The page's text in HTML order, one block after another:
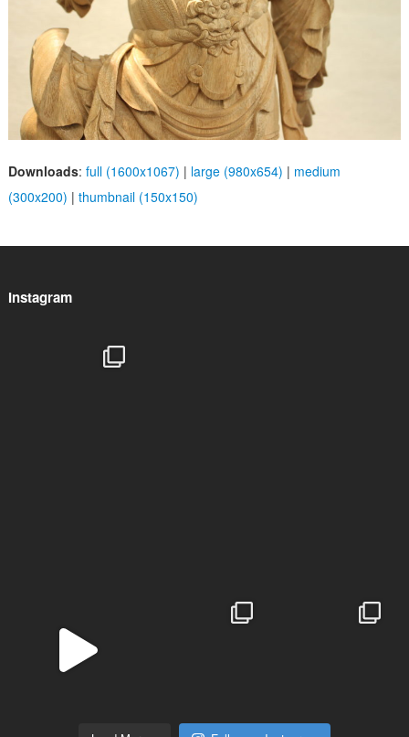
Downloads: full (1600x1067) | large (980x654) | medium
(300x200) | thumbnail (150x150)
Instagram